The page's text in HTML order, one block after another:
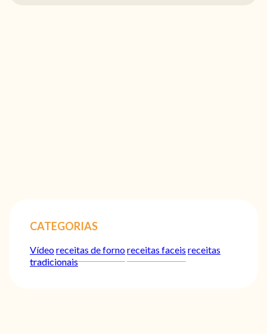
CATEGORIAS
Vídeoreceitas de fornoreceitas faceis receitas
tradicionais